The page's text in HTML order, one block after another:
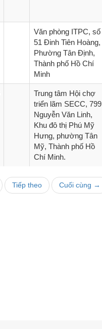
Văn phòng ITPC, số
51 Đinh Tiên Hoàng,
Phường Tân Định,
Thành phố Hồ Chí
Minh
Trung tâm Hội chợ
triển lãm SECC, 799
Nguyễn Văn Linh,
Khu đô thị Phú Mỹ
Hưng, phường Tân
Mỹ, Thành phố Hồ
Chí Minh.
Tiếp theo Cuối cùng →